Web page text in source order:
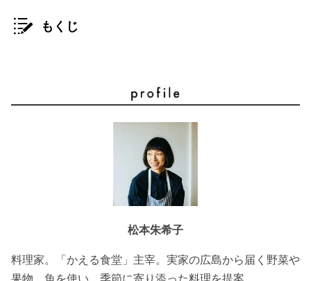
もくじ
松本朱希子
料理家。「かえる食堂」主宰。実家の広島から届く野菜や
果物、魚を使い、季節に寄り添った料理を提案。